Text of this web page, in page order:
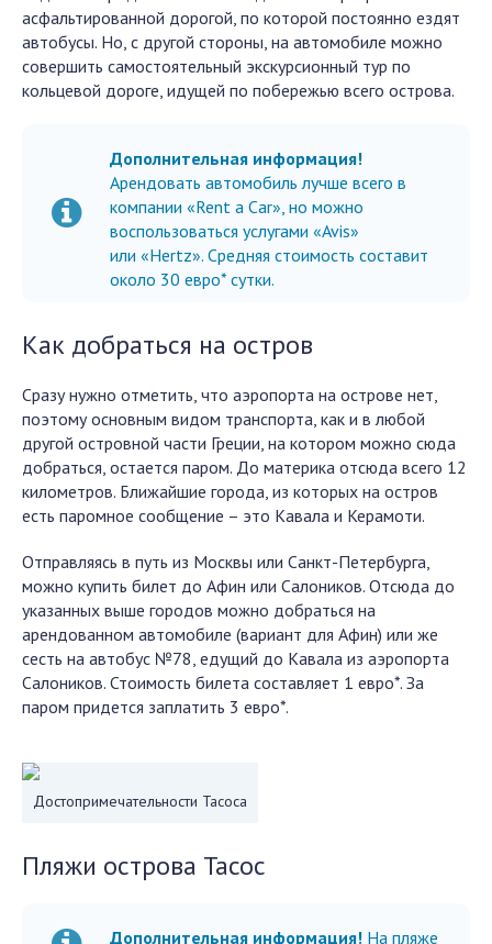
асфальтированной дорогой, по которой постоянно ездят
автобусы. Но, с другой стороны, на автомобиле можно
совершить самостоятельный экскурсионный тур по
кольцевой дороге, идущей по побережью всего острова.
Дополнительная информация!
Арендовать автомобиль лучше всего в
компании «Rent a Car», но можно
воспользоваться услугами «Avis»
или «Hertz». Средняя стоимость составит
около 30 евро* сутки.
Как добраться на остров
Сразу нужно отметить, что аэропорта на острове нет,
поэтому основным видом транспорта, как и в любой
другой островной части Греции, на котором можно сюда
добраться, остается паром. До материка отсюда всего 12
километров. Ближайшие города, из которых на остров
есть паромное сообщение – это Кавала и Керамоти.
Отправляясь в путь из Москвы или Санкт-Петербурга,
можно купить билет до Афин или Салоников. Отсюда до
указанных выше городов можно добраться на
арендованном автомобиле (вариант для Афин) или же
сесть на автобус №78, едущий до Кавала из аэропорта
Салоников. Стоимость билета составляет 1 евро*. За
паром придется заплатить 3 евро*.
Достопримечательности Тасоса
Пляжи острова Тасос
Дополнительная информация! На пляже